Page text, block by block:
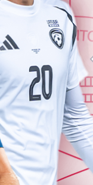
maiņa
kartīte